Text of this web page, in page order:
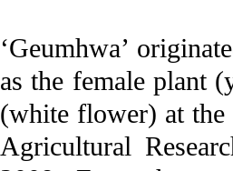
‘Geumhwa’
as the female plant
(white flower) at the
Agricultural